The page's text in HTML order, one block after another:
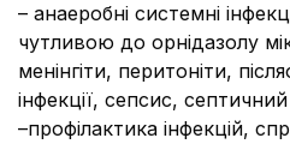
– анаеробні системні
чутливою до орнідазолу
менінгіти, перитоніти,
інфекції, сепсис,
–профілактика інфекцій,